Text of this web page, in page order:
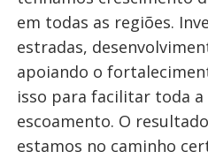
em todas as regiões.
estradas,
apoiando o
isso para facilitar toda a
escoamento. O
estamos no caminho